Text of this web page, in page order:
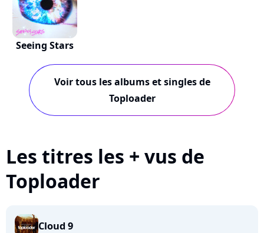
Seeing Stars
Voir tous les albums et singles de
Toploader
Les titres les + vus de
Toploader
Cloud 9